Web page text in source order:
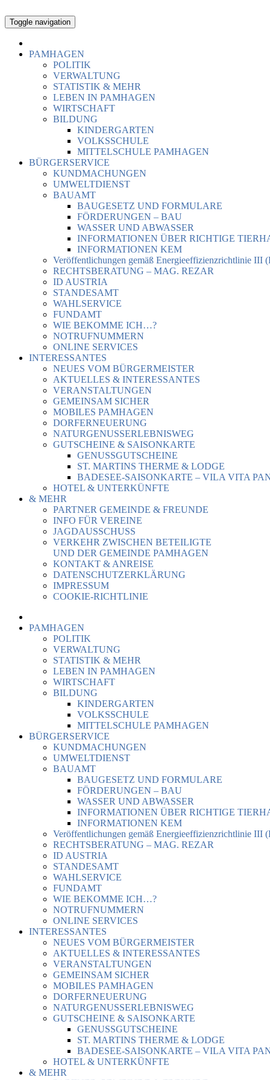
Toggle navigation
PAMHAGEN
POLITIK
VERWALTUNG
STATISTIK & MEHR
LEBEN IN PAMHAGEN
WIRTSCHAFT
BILDUNG
KINDERGARTEN
VOLKSSCHULE
MITTELSCHULE PAMHAGEN
BÜRGERSERVICE
KUNDMACHUNGEN
UMWELTDIENST
BAUAMT
BAUGESETZ UND FORMULARE
FÖRDERUNGEN – BAU
WASSER UND ABWASSER
INFORMATIONEN ÜBER RICHTIGE
INFORMATIONEN KEM
Veröffentlichungen gemäß Energieeffizienzrichtlinie III
RECHTSBERATUNG – MAG. REZAR
ID AUSTRIA
STANDESAMT
WAHLSERVICE
FUNDAMT
WIE BEKOMME ICH…?
NOTRUFNUMMERN
ONLINE SERVICES
INTERESSANTES
NEUES VOM BÜRGERMEISTER
AKTUELLES & INTERESSANTES
VERANSTALTUNGEN
GEMEINSAM SICHER
MOBILES PAMHAGEN
DORFERNEUERUNG
NATURGENUSSERLEBNISWEG
GUTSCHEINE & SAISONKARTE
GENUSSGUTSCHEINE
ST. MARTINS THERME & LODGE
BADESEE-SAISONKARTE – VILA VITA
HOTEL & UNTERKÜNFTE
& MEHR
PARTNER GEMEINDE & FREUNDE
INFO FÜR VEREINE
JAGDAUSSCHUSS
VERKEHR ZWISCHEN BETEILIGTE
UND DER GEMEINDE PAMHAGEN
KONTAKT & ANREISE
DATENSCHUTZERKLÄRUNG
IMPRESSUM
COOKIE-RICHTLINIE
PAMHAGEN
POLITIK
VERWALTUNG
STATISTIK & MEHR
LEBEN IN PAMHAGEN
WIRTSCHAFT
BILDUNG
KINDERGARTEN
VOLKSSCHULE
MITTELSCHULE PAMHAGEN
BÜRGERSERVICE
KUNDMACHUNGEN
UMWELTDIENST
BAUAMT
BAUGESETZ UND FORMULARE
FÖRDERUNGEN – BAU
WASSER UND ABWASSER
INFORMATIONEN ÜBER RICHTIGE
INFORMATIONEN KEM
Veröffentlichungen gemäß Energieeffizienzrichtlinie III
RECHTSBERATUNG – MAG. REZAR
ID AUSTRIA
STANDESAMT
WAHLSERVICE
FUNDAMT
WIE BEKOMME ICH…?
NOTRUFNUMMERN
ONLINE SERVICES
INTERESSANTES
NEUES VOM BÜRGERMEISTER
AKTUELLES & INTERESSANTES
VERANSTALTUNGEN
GEMEINSAM SICHER
MOBILES PAMHAGEN
DORFERNEUERUNG
NATURGENUSSERLEBNISWEG
GUTSCHEINE & SAISONKARTE
GENUSSGUTSCHEINE
ST. MARTINS THERME & LODGE
BADESEE-SAISONKARTE – VILA VITA
HOTEL & UNTERKÜNFTE
& MEHR